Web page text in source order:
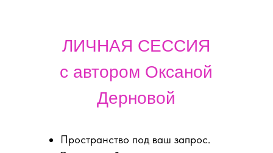
Пространство под ваш запрос.
ЛИЧНАЯ СЕССИЯ
с автором Оксаной
Дерновой